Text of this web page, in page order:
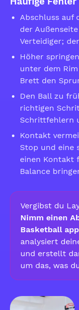
Abschluss auf
der
Verteidiger;
Höher
unter dem
Brett den
Den Ball zu
richtigen
Schrittfehlern
Kontakt
Stop und eine
einen Kontakt
Balance
Vergibst du
Nimm einen
Basketball
analysiert
und erstellt
um das, was